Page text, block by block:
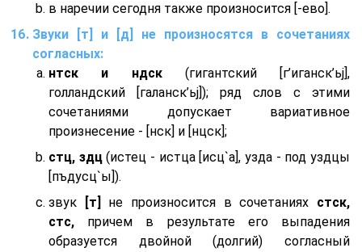
в наречии сегодня также произносится [-ево].
Звуки [т] и [д] не произносятся в сочетаниях
согласных:
нтск и ндск(гигантский [г’иганск’ьj],
голландский [галанск’ьj]); ряд слов с этими
сочетаниями допускает вариативное
произнесение - [нск] и [нцск];
стц, здц(истец - истца [исц`а], узда - под уздцы
[пъдусц`ы]).
звук
[т] не произносится в сочетаниях стск,
стс, причем в результате его выпадения
образуется двойной (долгий) согласный